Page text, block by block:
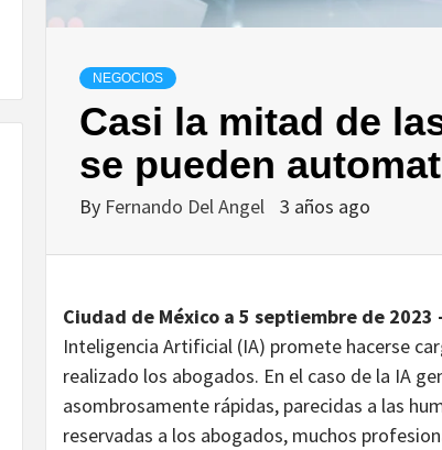
NEGOCIOS
Casi la mitad de
se pueden
By Fernando Del Angel 3 años ago
Ciudad de México a 5 septiembre de 2023
Inteligencia Artificial (IA) promete hacerse
realizado los abogados. En el caso de la IA
asombrosamente rápidas, parecidas a las
reservadas a los abogados, muchos